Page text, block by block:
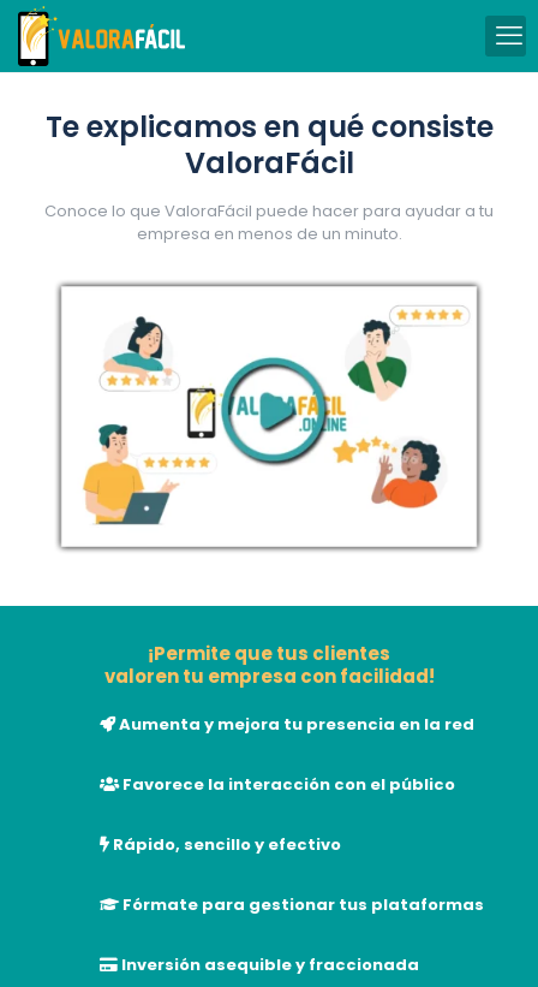
Te explicamos en qué consiste
ValoraFácil
Conoce lo que ValoraFácil puede hacer para ayudar a tu
empresa en menos de un minuto.
¡Permite que tus clientes
valoren tu empresa con facilidad!
Aumenta y mejora tu presencia en la red
Favorece la interacción con el público
Rápido, sencillo y efectivo
Fórmate para gestionar tus plataformas
Inversión asequible y fraccionada